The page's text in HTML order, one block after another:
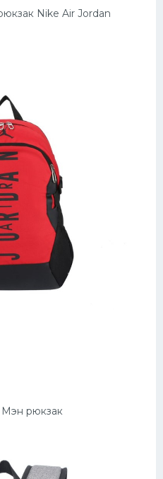
Nike Air Jordan
рюкзак